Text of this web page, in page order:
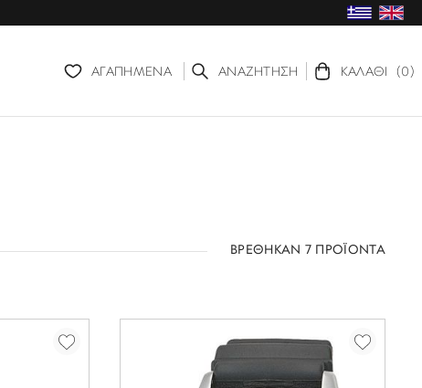
ΑΓΑΠΗΜΕΝΑ ΑΝΑΖΗΤΗΣΗ ΚΑΛΑΘΙ (0)
ΒΡΕΘΗΚΑΝ 7 ΠΡΟΪΟΝΤΑ